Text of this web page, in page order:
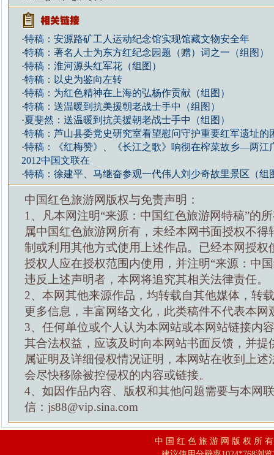
·特稿：安源路矿工人运动纪念馆实现馆藏文物安全年
·特稿：著名人士为东方红纪念园题（赠）词之一（组图）
·特稿：淮河源头红军花（组图）
·特稿：以史为鉴向左转
·特稿：为红色精神在上海的弘杨作贡献（组图）
·特稿：送温暖到抗美援朝老战士手中（组图）
·夏斐然：送温暖到抗美援朝老战士手中（组图）
·特稿：芦山县委党史研究室看望慰问守护重要红军遗址的
·特稿：《红梅赞》、《长江之歌》响彻在榨菜故乡—两江
2012中国文联在
·特稿：徐建平、马继奋参观一代伟人刘少奇故里景区（组
中国红色旅游网版权与免责声明：
1、凡本网注明“来源：中国红色旅游网特稿”的
属中国红色旅游网所有，未经本网书面授权不得
制或利用其他方式使用上述作品。已经本网授权
授权人应在授权范围内使用，并注明“来源：中
违反上述声明者，本网将追究其相关法律责任。
2、本网其他来源作品，均转载自其他媒体，转
更多信息，丰富网络文化，此类稿件不代表本网
3、任何单位或个人认为本网站或本网站链接内
其合法权益，应该及时向本网站书面反馈，并提
属证明及详细侵权情况证明，本网站在收到上述
会尽快移除被控侵权的内容或链接。
4、如因作品内容、版权和其他问题需要与本网
信：js88@vip.sina.com
中 国 红 色 旅 游 网 版 权 所